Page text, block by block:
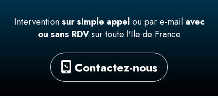
Interventionsur simple appel ou par e-mail avec
ou sans RDVsur toute l'Ile de France
Contactez-nous